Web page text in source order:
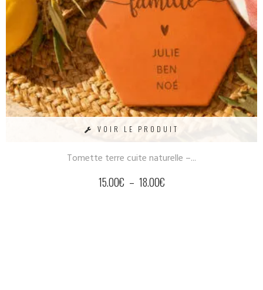
VOIR LE PRODUIT
Tomette terre cuite naturelle –...
15.00€ – 18.00€